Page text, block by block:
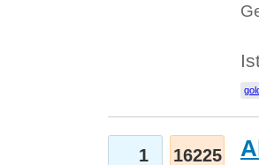
1 16225